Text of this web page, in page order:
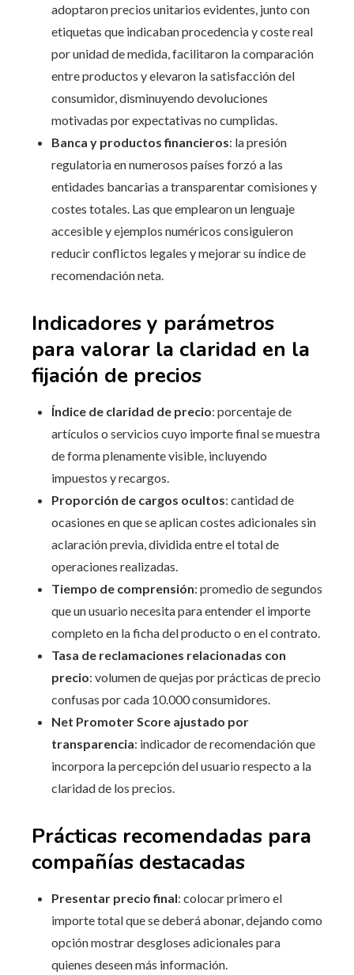
adoptaron precios unitarios evidentes, junto con
etiquetas que indicaban procedencia y coste real
por unidad de medida, facilitaron la comparación
entre productos y elevaron la satisfacción del
consumidor, disminuyendo devoluciones
motivadas por expectativas no cumplidas.
Banca y productos financieros: la presión
regulatoria en numerosos países forzó a las
entidades bancarias a transparentar comisiones y
costes totales. Las que emplearon un lenguaje
accesible y ejemplos numéricos consiguieron
reducir conflictos legales y mejorar su índice de
recomendación neta.
Indicadores y parámetros
para valorar la claridad en la
fijación de precios
Índice de claridad de precio: porcentaje de
artículos o servicios cuyo importe final se muestra
de forma plenamente visible, incluyendo
impuestos y recargos.
Proporción de cargos ocultos: cantidad de
ocasiones en que se aplican costes adicionales sin
aclaración previa, dividida entre el total de
operaciones realizadas.
Tiempo de comprensión: promedio de segundos
que un usuario necesita para entender el importe
completo en la ficha del producto o en el contrato.
Tasa de reclamaciones relacionadas con
precio: volumen de quejas por prácticas de precio
confusas por cada 10.000 consumidores.
Net Promoter Score ajustado por
transparencia: indicador de recomendación que
incorpora la percepción del usuario respecto a la
claridad de los precios.
Prácticas recomendadas para
compañías destacadas
Presentar precio final: colocar primero el
importe total que se deberá abonar, dejando como
opción mostrar desgloses adicionales para
quienes deseen más información.